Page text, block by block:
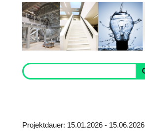
Projektdauer: 15.01.2026 - 15.06.2026